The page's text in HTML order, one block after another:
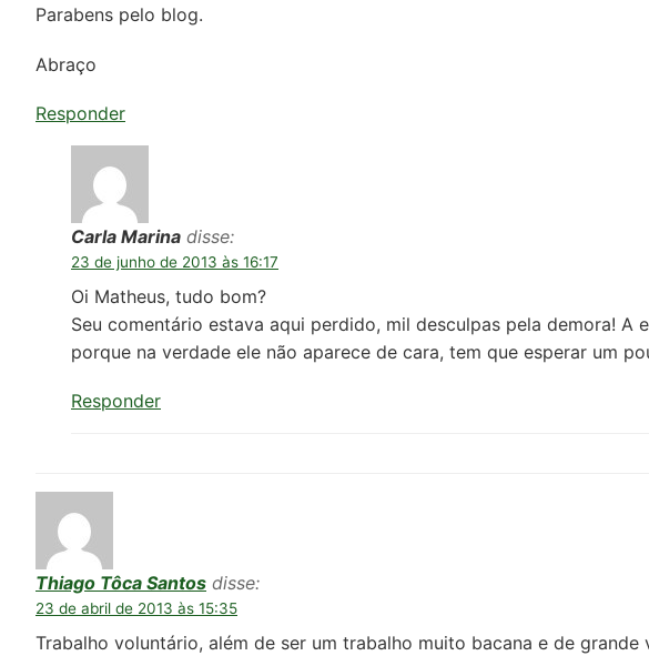
Parabens pelo blog.
Abraço
Responder
Carla Marina disse:
23 de junho de 2013 às 16:17
Oi Matheus, tudo bom?
Seu comentário estava aqui perdido, mil desculpas pela demora!
porque na verdade ele não aparece de cara, tem que esperar um
Responder
Thiago Tôca Santos disse:
23 de abril de 2013 às 15:35
Trabalho voluntário, além de ser um trabalho muito bacana e de